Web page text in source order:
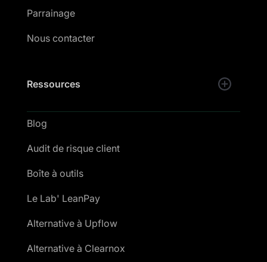
Parrainage
Nous contacter
Ressources
Blog
Audit de risque client
Boîte à outils
Le Lab' LeanPay
Alternative à Upflow
Alternative à Clearnox